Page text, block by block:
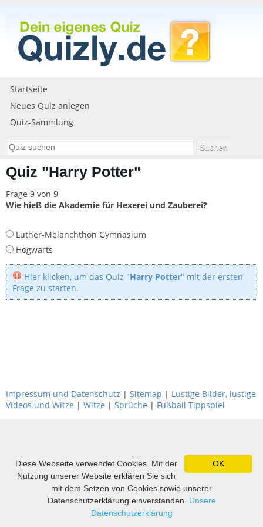
Startseite
Neues Quiz anlegen
Quiz-Sammlung
Quiz "Harry Potter"
Frage 9 von 9
Wie hieß die Akademie für Hexerei und Zauberei?
Luther-Melanchthon Gymnasium
Hogwarts
Hier klicken, um das Quiz "Harry Potter" mit der ersten
Frage zu starten.
Impressum und Datenschutz | Sitemap | Lustige Bilder, lustige
Videos und Witze | Witze | Sprüche | Fußball Tippspiel
OK
Diese Webseite verwendet Cookies. Mit der
Nutzung unserer Website erklären Sie sich
mit dem Setzen von Cookies sowie unserer
Datenschutzerklärung einverstanden. Unsere
Datenschutzerklärung